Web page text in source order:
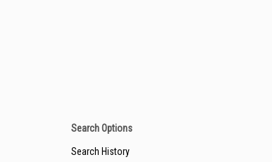
Search Options
Search History